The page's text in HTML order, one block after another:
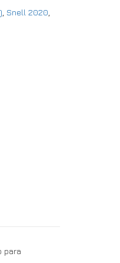
Snell 2020
para